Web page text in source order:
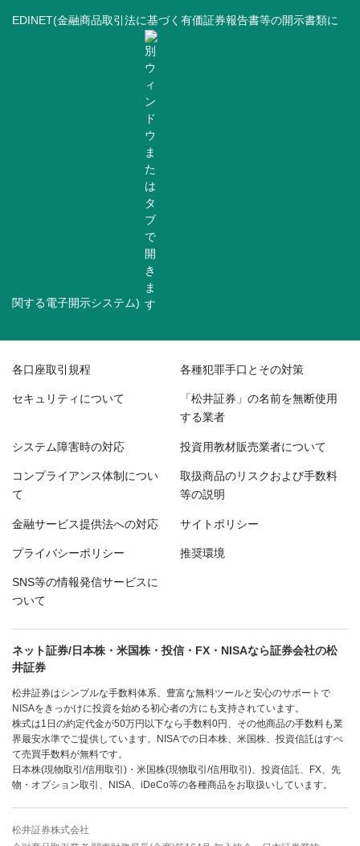
EDINET(金融商品取引法に基づく有価証券報告書等の開示書類に
関する電子開示システム)
各口座取引規程 各種犯罪手口とその対策
セキュリティについて 「松井証券」の名前を無断使用
する業者
システム障害時の対応 投資用教材販売業者について
コンプライアンス体制につい
て
取扱商品のリスクおよび手数料
等の説明
金融サービス提供法への対応 サイトポリシー
プライバシーポリシー 推奨環境
SNS等の情報発信サービスに
ついて
ネット証券/日本株・米国株・投信・FX・NISAなら証券会社の松
井証券
松井証券はシンプルな手数料体系、豊富な無料ツールと安心のサポートで
NISAをきっかけに投資を始める初心者の方にも支持されています。
株式は1日の約定代金が50万円以下なら手数料0円、その他商品の手数料も業
界最安水準でご提供しています。NISAでの日本株、米国株、投資信託はすべ
て売買手数料が無料です。
日本株(現物取引/信用取引)・米国株(現物取引/信用取引)、投資信託、FX、先
物・オプション取引、NISA、iDeCo等の各種商品をお取扱いしています。
松井証券株式会社